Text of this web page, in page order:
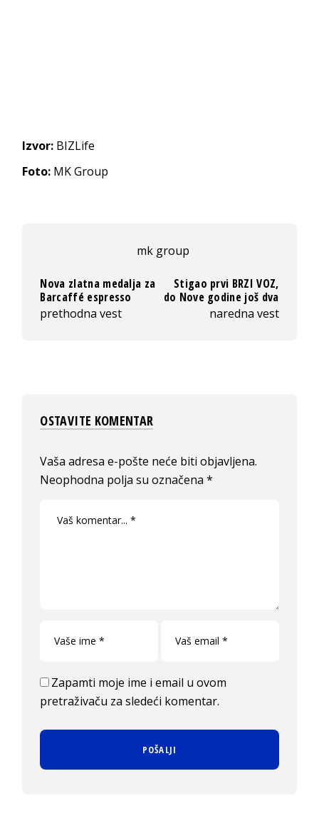
Izvor: BIZLife
Foto: MK Group
mk group
Nova zlatna medalja za
Barcaffé espresso
prethodna vest
Stigao prvi BRZI VOZ,
do Nove godine još dva
naredna vest
OSTAVITE KOMENTAR
Vaša adresa e-pošte neće biti objavljena.
Neophodna polja su označena*
Zapamti moje ime i email u ovom
pretraživaču za sledeći komentar.